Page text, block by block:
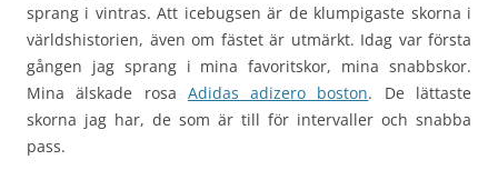
sprang i vintras. Att icebugsen är de klumpigaste skorna i
världshistorien, även om fästet är utmärkt. Idag var första
gången jag sprang i mina favoritskor, mina snabbskor.
Mina älskade rosa Adidas adizero boston. De lättaste
skorna jag har, de som är till för intervaller och snabba
pass.